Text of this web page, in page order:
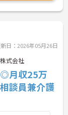
日：2026年05月26日
式会社
◎月収25万
談員兼介護